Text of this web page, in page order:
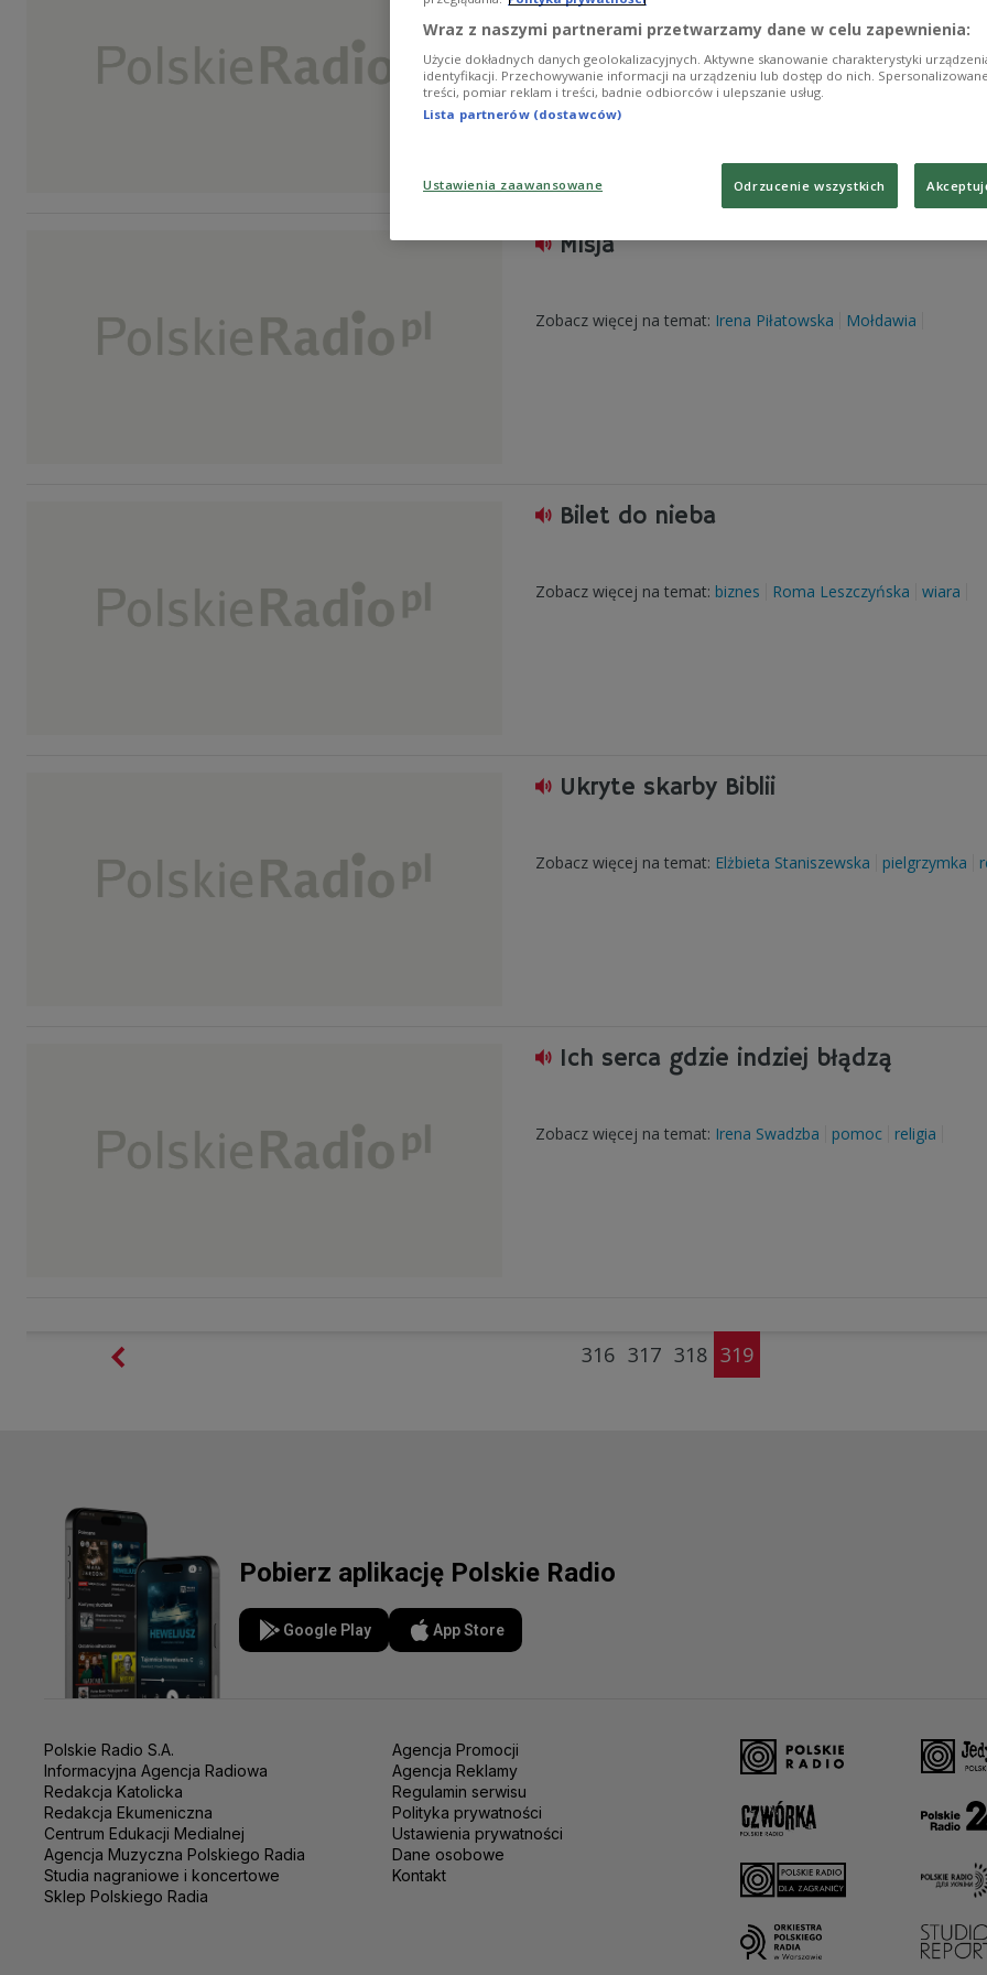
Misja
Zobacz więcej na temat: Irena Piłatowska Mołdawia
Bilet do nieba
Zobacz więcej na temat: biznes Roma Leszczyńska wiara
Ukryte skarby Biblii
Zobacz więcej na temat: Elżbieta Staniszewska pielgrzymka
Ich serca gdzie indziej błądzą
Zobacz więcej na temat: Irena Swadzba pomoc religia
316 317 318 319
Pobierz aplikację Polskie Radio
Google Play App Store
Polskie Radio S.A.
Informacyjna Agencja Radiowa
Redakcja Katolicka
Redakcja Ekumeniczna
Centrum Edukacji Medialnej
Agencja Muzyczna Polskiego Radia
Studia nagraniowe i koncertowe
Sklep Polskiego Radia
Agencja Promocji
Agencja Reklamy
Regulamin serwisu
Polityka prywatności
Ustawienia prywatności
Dane osobowe
Kontakt
Wraz z naszymi partnerami przetwarzamy dane w celu zapewnienia:
Użycie dokładnych danych geolokalizacyjnych. Aktywne skanowanie charakterystyki
identyfikacji. Przechowywanie informacji na urządzeniu lub dostęp do nich.
treści, pomiar reklam i treści, badnie odbiorców i ulepszanie usług.
Lista partnerów (dostawców)
Ustawienia zaawansowane Odrzucenie wszystkich